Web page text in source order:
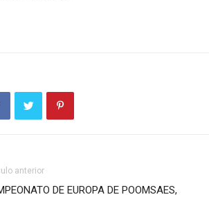
anterior
DE EUROPA DE POOMSAES,